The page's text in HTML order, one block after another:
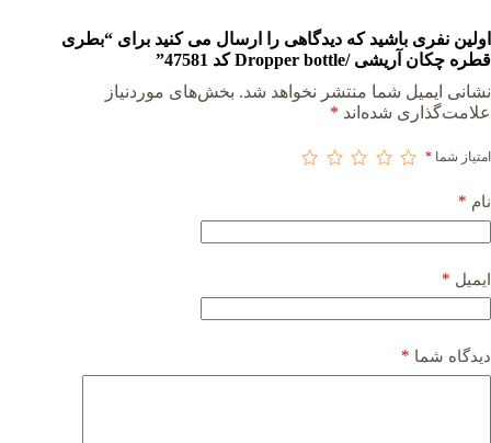
اولین نفری باشید که دیدگاهی را ارسال می کنید برای “بطری
قطره چکان آریشی /Dropper bottle کد 47581”
نشانی ایمیل شما منتشر نخواهد شد. بخش‌های موردنیاز
علامت‌گذاری شده‌اند *
امتیاز شما *
نام *
ایمیل *
دیدگاه شما *